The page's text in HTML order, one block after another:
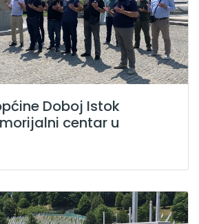
Doboj Istok
centar u